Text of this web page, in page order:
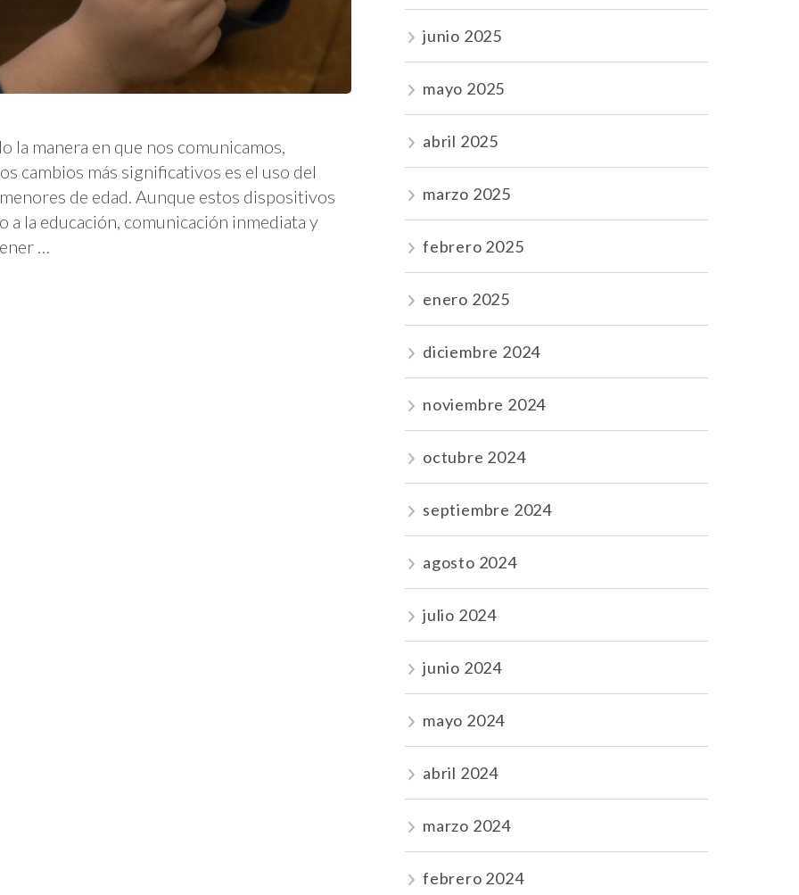
la manera en que nos comunicamos,
cambios más significativos es el uso del
de edad. Aunque estos dispositivos
la educación, comunicación inmediata y
…
junio 2025
mayo 2025
abril 2025
marzo 2025
febrero 2025
enero 2025
diciembre 2024
noviembre 2024
octubre 2024
septiembre 2024
agosto 2024
julio 2024
junio 2024
mayo 2024
abril 2024
marzo 2024
febrero 2024